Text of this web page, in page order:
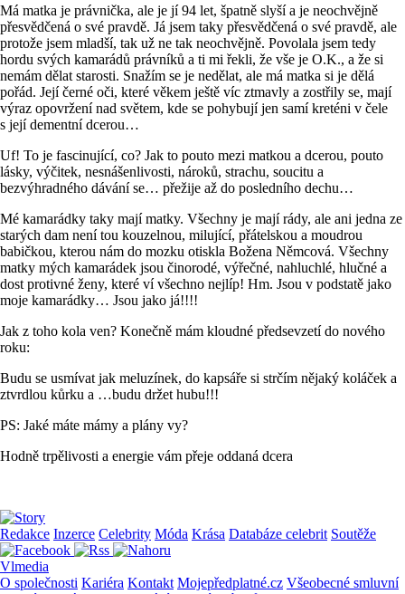
Má matka je právnička, ale je jí 94 let, špatně slyší a je neochvějně
přesvědčená o své pravdě. Já jsem taky přesvědčená o své pravdě, ale
protože jsem mladší, tak už ne tak neochvějně. Povolala jsem tedy
hordu svých kamarádů právníků a ti mi řekli, že vše je O.K., a že si
nemám dělat starosti. Snažím se je nedělat, ale má matka si je dělá
pořád. Její černé oči, které věkem ještě víc ztmavly a zostřily se, mají
výraz opovržení nad světem, kde se pohybují jen samí kreténi v čele
s její dementní dcerou…
Uf! To je fascinující, co? Jak to pouto mezi matkou a dcerou, pouto
lásky, výčitek, nesnášenlivosti, nároků, strachu, soucitu a
bezvýhradného dávání se… přežije až do posledního dechu…
Mé kamarádky taky mají matky. Všechny je mají rády, ale ani jedna ze
starých dam není tou kouzelnou, milující, přátelskou a moudrou
babičkou, kterou nám do mozku otiskla Božena Němcová. Všechny
matky mých kamarádek jsou činorodé, výřečné, nahluchlé, hlučné a
dost protivné ženy, které ví všechno nejlíp! Hm. Jsou v podstatě jako
moje kamarádky… Jsou jako já!!!!
Jak z toho kola ven? Konečně mám kloudné předsevzetí do nového
roku:
Budu se usmívat jak meluzínek, do kapsáře si strčím nějaký koláček a
ztvrdlou kůrku a …budu držet hubu!!!
PS: Jaké máte mámy a plány vy?
Hodně trpělivosti a energie vám přeje oddaná dcera
Redakce Inzerce Celebrity Móda Krása Databáze celebrit Soutěže
Vlmedia
O společnosti Kariéra Kontakt Mojepředplatné.cz Všeobecné smluvní